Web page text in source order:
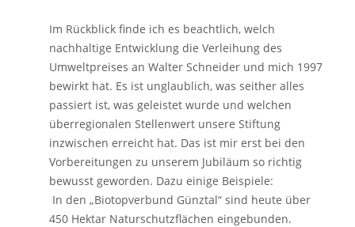
Im Rückblick finde ich es beachtlich, welch
nachhaltige Entwicklung die Verleihung des
Umweltpreises an Walter Schneider und mich 1997
bewirkt hat. Es ist unglaublich, was seither alles
passiert ist, was geleistet wurde und welchen
überregionalen Stellenwert unsere Stiftung
inzwischen erreicht hat. Das ist mir erst bei den
Vorbereitungen zu unserem Jubiläum so richtig
bewusst geworden. Dazu einige Beispiele:
In den „Biotopverbund Günztal“ sind heute über
450 Hektar Naturschutzflächen eingebunden.